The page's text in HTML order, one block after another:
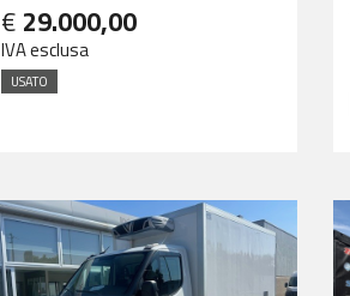
€ 29.000,00
IVA esclusa
USATO